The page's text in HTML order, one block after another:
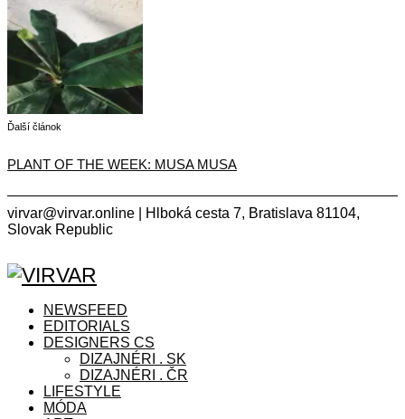
Ďalší článok
PLANT OF THE WEEK: MUSA MUSA
virvar@virvar.online | Hlboká cesta 7, Bratislava 81104,
Slovak Republic
NEWSFEED
EDITORIALS
DESIGNERS CS
DIZAJNÉRI . SK
DIZAJNÉRI . ČR
LIFESTYLE
MÓDA